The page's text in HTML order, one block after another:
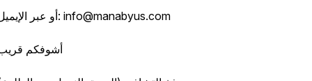
أو عبر الإيميل: info@manabyus.com
أشوفكم